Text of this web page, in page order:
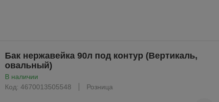
Бак нержавейка 90л под контур (Вертикаль,
овальный)
В наличии
Код: 4670013505548
Розница